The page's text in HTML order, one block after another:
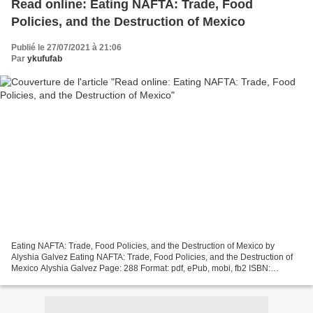
Read online: Eating NAFTA: Trade, Food
Policies, and the Destruction of Mexico
Publié le 27/07/2021 à 21:06
Par ykufufab
Eating NAFTA: Trade, Food Policies, and the Destruction of Mexico by
Alyshia Galvez Eating NAFTA: Trade, Food Policies, and the Destruction of
Mexico Alyshia Galvez Page: 288 Format: pdf, ePub, mobi, fb2 ISBN: